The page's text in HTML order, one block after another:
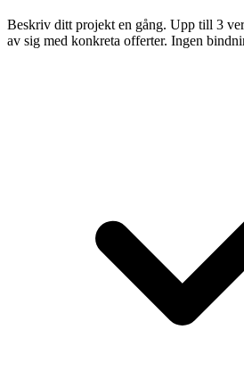
Beskriv ditt projekt en gång. Upp till 3
av sig med konkreta offerter. Ingen